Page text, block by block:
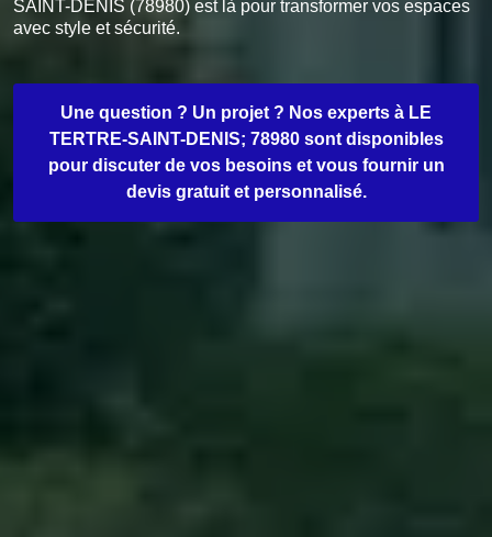
SAINT-DENIS (78980) est là pour transformer vos espaces
avec style et sécurité.
Une question ? Un projet ? Nos experts à LE
TERTRE-SAINT-DENIS; 78980 sont disponibles
pour discuter de vos besoins et vous fournir un
devis gratuit et personnalisé.